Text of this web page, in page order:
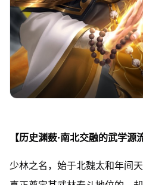
【历史渊薮·南北交融的武学源
少林之名，始于北魏太和年间